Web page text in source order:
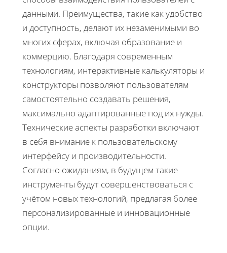
данными. Преимущества, такие как удобство
и доступность, делают их незаменимыми во
многих сферах, включая образование и
коммерцию. Благодаря современным
технологиям, интерактивные калькуляторы и
конструкторы позволяют пользователям
самостоятельно создавать решения,
максимально адаптированные под их нужды.
Технические аспекты разработки включают
в себя внимание к пользовательскому
интерфейсу и производительности.
Согласно ожиданиям, в будущем такие
инструменты будут совершенствоваться с
учётом новых технологий, предлагая более
персонализированные и инновационные
опции.